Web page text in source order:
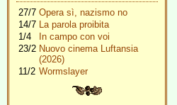
27/7 Opera sì, nazismo no
14/7 La parola proibita
1/4
In campo con voi
23/2 Nuovo cinema Luftansia
(2026)
11/2 Wormslayer